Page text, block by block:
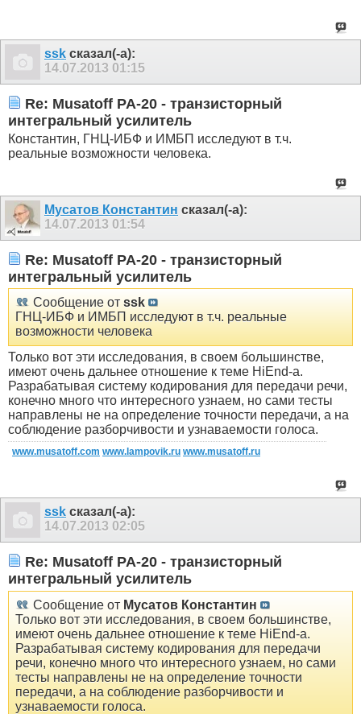
ssk сказал(-а):
14.07.2013 01:15
Re: Musatoff PA-20 - транзисторный
интегральный усилитель
Константин, ГНЦ-ИБФ и ИМБП исследуют в т.ч.
реальные возможности человека.
Мусатов Константин сказал(-а):
14.07.2013 01:54
Re: Musatoff PA-20 - транзисторный
интегральный усилитель
Сообщение от ssk
ГНЦ-ИБФ и ИМБП исследуют в т.ч. реальные
возможности человека
Только вот эти исследования, в своем большинстве,
имеют очень дальнее отношение к теме HiEnd-а.
Разрабатывая систему кодирования для передачи речи,
конечно много что интересного узнаем, но сами тесты
направлены не на определение точности передачи, а на
соблюдение разборчивости и узнаваемости голоса.
www.musatoff.com www.lampovik.ru www.musatoff.ru
ssk сказал(-а):
14.07.2013 02:05
Re: Musatoff PA-20 - транзисторный
интегральный усилитель
Сообщение от Мусатов Константин
Только вот эти исследования, в своем большинстве,
имеют очень дальнее отношение к теме HiEnd-а.
Разрабатывая систему кодирования для передачи
речи, конечно много что интересного узнаем, но сами
тесты направлены не на определение точности
передачи, а на соблюдение разборчивости и
узнаваемости голоса.